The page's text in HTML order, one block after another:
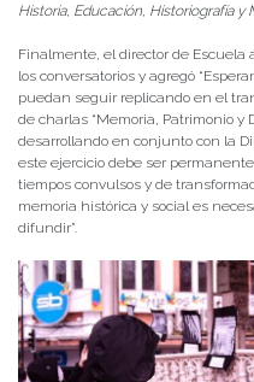
Historia, Educación, Historiografía y
Finalmente, el director de Escuela
los conversatorios y agregó
puedan seguir replicando en el
de charlas “Memoria, Patrimonio y
desarrollando en conjunto con la
este ejercicio debe ser
tiempos convulsos y de
memoria histórica y social es
difundir”.